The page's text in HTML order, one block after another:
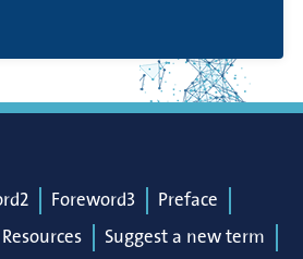
Foreword3
Preface
Resources
Suggest a new term